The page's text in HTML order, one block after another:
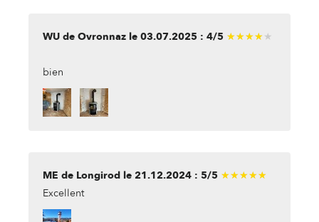
WU de Ovronnaz le 03.07.2025 : 4/5 ★★★★★
★★★★★
bien
ME de Longirod le 21.12.2024 : 5/5 ★★★★★
★★★★★
Excellent